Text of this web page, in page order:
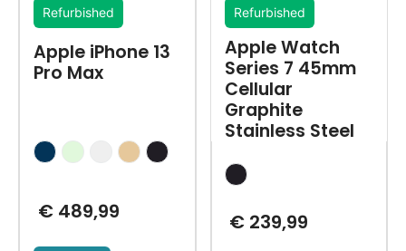
Refurbished
Apple iPhone 13
Pro Max
€489,99
Refurbished
Apple Watch
Series 7 45mm
Cellular
Graphite
Stainless Steel
€ 239,99